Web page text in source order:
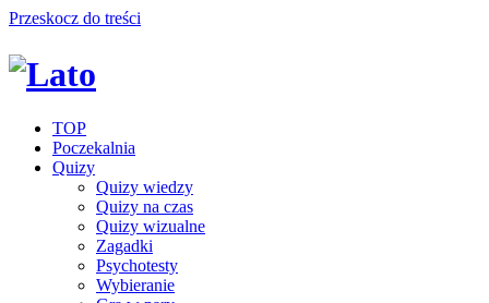
Przeskocz do treści
TOP
Poczekalnia
Quizy
Quizy wiedzy
Quizy na czas
Quizy wizualne
Zagadki
Psychotesty
Wybieranie